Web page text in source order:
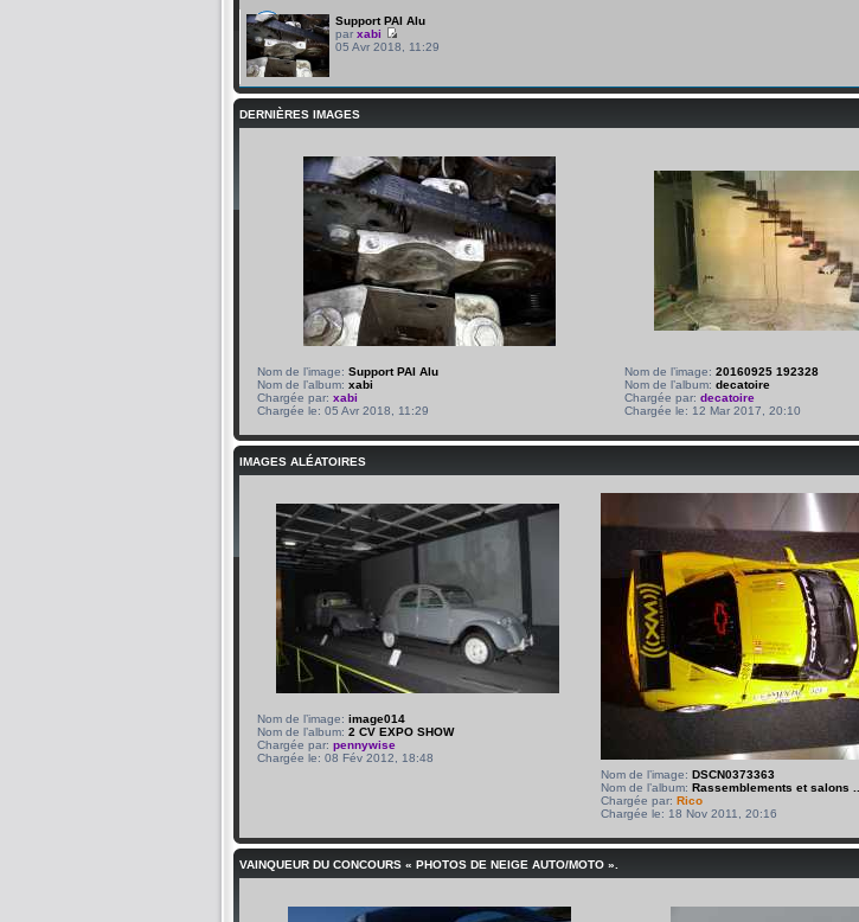
Support PAI Alu
par xabi
05 Avr 2018, 11:29
DERNIÈRES IMAGES
Nom de l’image: Support PAI Alu
Nom de l’album: xabi
Chargée par: xabi
Chargée le: 05 Avr 2018, 11:29
Nom de l’image: 20160925 192328
Nom de l’album: decatoire
Chargée par: decatoire
Chargée le: 12 Mar 2017, 20:10
IMAGES ALÉATOIRES
Nom de l’image: image014
Nom de l’album: 2 CV EXPO SHOW
Chargée par: pennywise
Chargée le: 08 Fév 2012, 18:48
Nom de l’image: DSCN0373363
Nom de l’album: Rassemblements et salons ...
Chargée par: Rico
Chargée le: 18 Nov 2011, 20:16
VAINQUEUR DU CONCOURS « PHOTOS DE NEIGE AUTO/MOTO ».